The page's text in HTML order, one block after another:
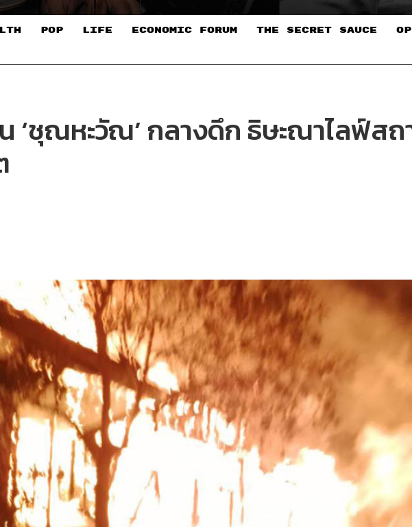
POP LIFE ECONOMIC FORUM THE SECRET SAUCE​
‘ชุณหะวัณ’ กลางดึก ธิษะณาไลฟ์ส